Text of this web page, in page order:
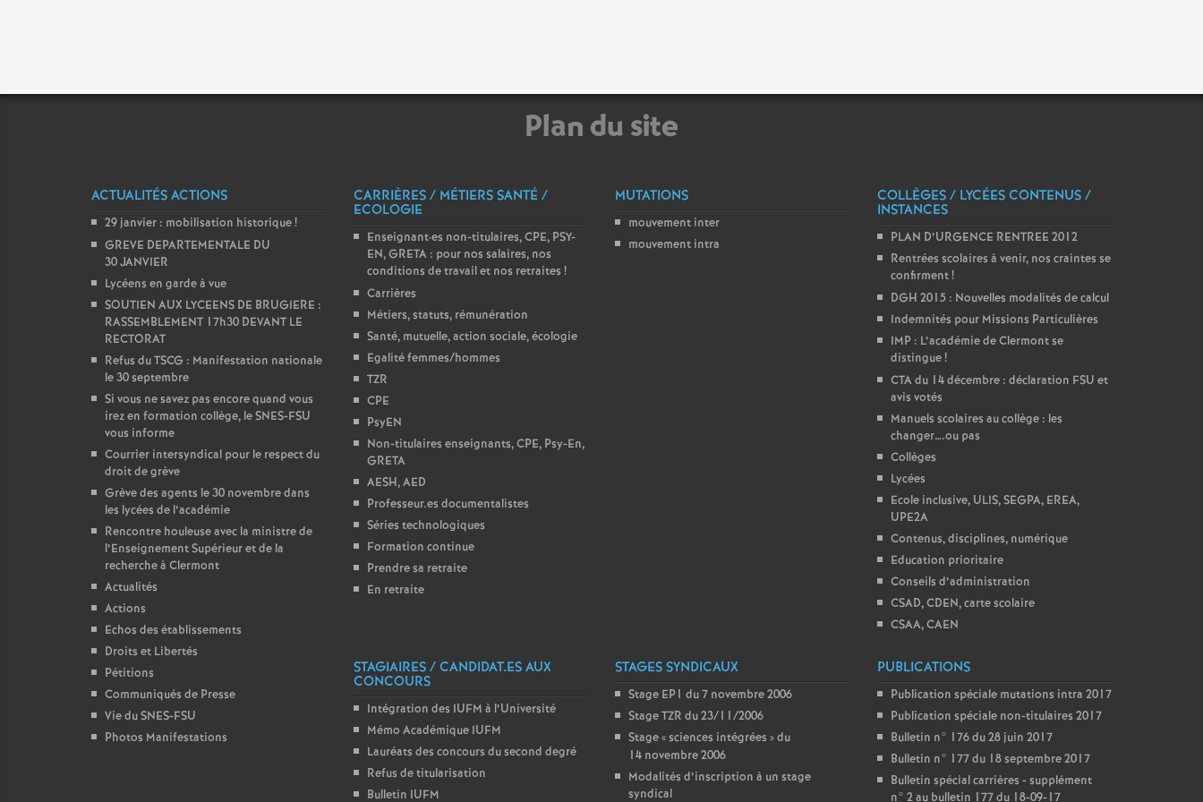
u
s
Plan du site
ACTUALITÉS ACTIONS
29 janvier : mobilisation historique!
GREVE DEPARTEMENTALE DU
30 JANVIER
Lycéens en garde à vue
SOUTIEN AUX LYCEENS DE BRUGIERE :
RASSEMBLEMENT 17h30 DEVANT LE
RECTORAT
Refus du TSCG : Manifestation nationale
le 30 septembre
Si vous ne savez pas encore quand vous
irez en formation collège, le SNES-FSU
vous informe
Courrier intersyndical pour le respect du
droit de grève
Grève des agents le 30 novembre dans
les lycées de l’académie
Rencontre houleuse avec la ministre de
l’Enseignement Supérieur et de la
recherche à Clermont
Actualités
Actions
Echos des établissements
Droits et Libertés
Pétitions
Communiqués de Presse
Vie du SNES-FSU
Photos Manifestations
CARRIÈRES / MÉTIERS SANTÉ /
ECOLOGIE
Enseignant·es non-titulaires, CPE, PSY-
EN, GRETA : pour nos salaires, nos
conditions de travail et nos retraites !
Carrières
Métiers, statuts, rémunération
Santé, mutuelle, action sociale, écologie
Egalité femmes/hommes
TZR
CPE
PsyEN
Non-titulaires enseignants, CPE, Psy-En,
GRETA
AESH, AED
Professeur.es documentalistes
Séries technologiques
Formation continue
Prendre sa retraite
En retraite
MUTATIONS
mouvement inter
mouvement intra
COLLÈGES / LYCÉES CONTENUS /
INSTANCES
PLAN D’URGENCE RENTREE 2012
Rentrées scolaires à venir, nos craintes se
confirment!
DGH 2015 : Nouvelles modalités de calcul
Indemnités pour Missions Particulières
IMP : L’académie de Clermont se
distingue!
CTA du 14 décembre : déclaration FSU et
avis votés
Manuels scolaires au collège : les
changer….ou pas
Collèges
Lycées
Ecole inclusive, ULIS, SEGPA, EREA,
UPE2A
Contenus, disciplines, numérique
Education prioritaire
Conseils d’administration
CSAD, CDEN, carte scolaire
CSAA, CAEN
STAGIAIRES / CANDIDAT.ES AUX
CONCOURS
Intégration des IUFM à l’Université
Mémo Académique IUFM
Lauréats des concours du second degré
Refus de titularisation
Bulletin IUFM
STAGES SYNDICAUX
Stage EP1 du 7 novembre 2006
Stage TZR du 23/11/2006
Stage «sciences intégrées » du
14 novembre 2006
Modalités d’inscription à un stage
syndical
PUBLICATIONS
Publication spéciale mutations intra 2017
Publication spéciale non-titulaires 2017
Bulletin n° 176 du 28 juin 2017
Bulletin n° 177 du 18 septembre 2017
Bulletin spécial carrières - supplément
n° 2 au bulletin 177 du 18-09-17